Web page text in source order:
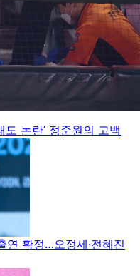
도 논란’ 정준원의 고백
연 확정…오정세·전혜진